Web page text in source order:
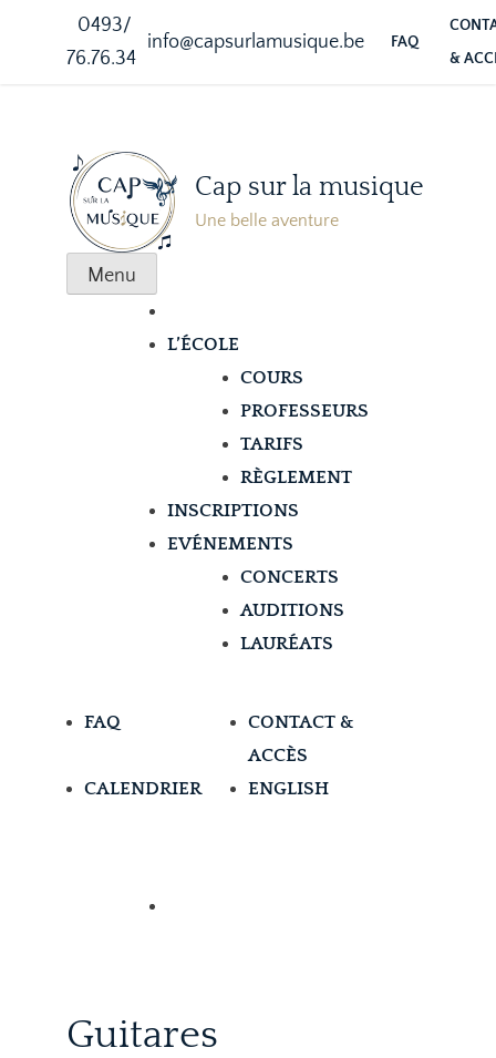
0493/
76.76.34
info@capsurlamusique.be FAQ
&
Cap sur la musique
Une belle aventure
Menu
L’ÉCOLE
COURS
PROFESSEURS
TARIFS
RÈGLEMENT
INSCRIPTIONS
EVÉNEMENTS
CONCERTS
AUDITIONS
LAURÉATS
FAQ
CONTACT &
ACCÈS
CALENDRIER
ENGLISH
Guitares